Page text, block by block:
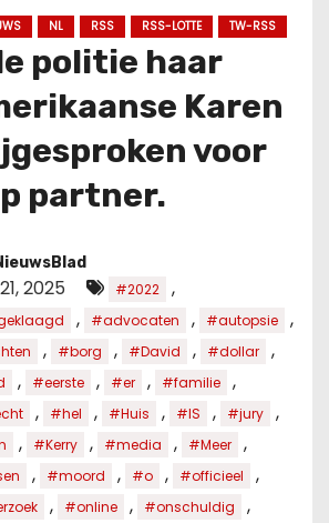
NL RSS RSS-LOTTE TW-RSS
politie haar
Karen
voor
partner.
2025 #2022 ,
, #advocaten , #autopsie ,
, #borg , #David , #dollar ,
, #eerste , #er , #familie ,
, #hel , #Huis , #IS , #jury ,
, #Kerry , #media , #Meer ,
, #moord , #o , #officieel ,
, #online , #onschuldig ,